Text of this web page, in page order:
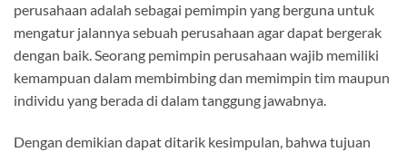
perusahaan adalah sebagai pemimpin yang berguna untuk
mengatur jalannya sebuah perusahaan agar dapat bergerak
dengan baik. Seorang pemimpin perusahaan wajib memiliki
kemampuan dalam membimbing dan memimpin tim maupun
individu yang berada di dalam tanggung jawabnya.
Dengan demikian dapat ditarik kesimpulan, bahwa tujuan